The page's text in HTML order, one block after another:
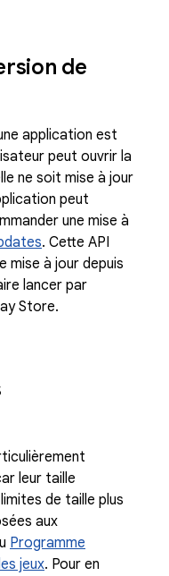
de
application est
peut ouvrir la
ne soit mise à jour
peut
une mise à
. Cette API
mise à jour depuis
lancer par
Store.
leur taille
de taille plus
aux
Programme
jeux. Pour en